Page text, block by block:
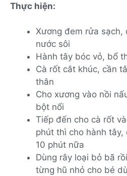
Thực hiện:
Xương đem rửa sạch,
nước sôi
Hành tây bóc vỏ, bổ
Cà rốt cắt khúc, cần
thân
Cho xương vào nồi
bột nổi
Tiếp đến cho cà rốt
phút thì cho hành
10 phút nữa
Dùng rây loại bỏ bã
từng hũ nhỏ cho bé